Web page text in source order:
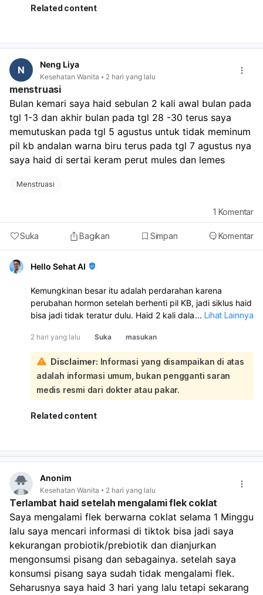
Related content
N Neng Liya
Kesehatan Wanita 2 hari yang lalu
menstruasi
Bulan kemari saya haid sebulan 2 kali awal bulan pada
tgl 1-3 dan akhir bulan pada tgl 28 -30 terus saya
memutuskan pada tgl 5 agustus untuk tidak meminum
pil kb andalan warna biru terus pada tgl 7 agustus nya
saya haid di sertai keram perut mules dan lemes
Menstruasi
Suka Bagikan Simpan Komentar
1 Komentar
Hello Sehat AI
Kemungkinan besar itu adalah perdarahan karena
perubahan hormon setelah berhenti pil KB, jadi siklus haid
bisa jadi tidak teratur dulu. Haid 2 kali dalam sebulan juga
perdarahannya banyak, nyeri hebat, lemas sekali, atau
berulang terus, sebaiknya periksa ke dokter kandungan:
Karena Anda berhenti minum pil KB pada 5 Agustus, lalu 7
Agustus keluar darah disertai kram, mules, dan lemas, ini
sangat mungkin dipengaruhi oleh perubahan hormon
akibat penghentian pil. Setelah stop pil KB, tubuh
memang bisa butuh waktu untuk menyesuaikan siklus
dalam beberapa hari, kemungkinan masih dalam batas
wajar.
Jika darah sangat banyak, keluar gumpalan besar,
atau Anda sampai sangat lemas/pusing, perlu segera
diperiksa.
Jika ada kemungkinan hamil, tetap lakukan tes
kehamilan, karena berhenti pil KB dan hubungan tanpa
perlindungan tetap ada risiko hamil. Untuk memantau:
Catat tanggal mulai dan selesai perdarahan.
Perhatikan banyaknya darah, warna, dan apakah nyeri
makin berat.
Bila haid tidak teratur terus selama 2–3 bulan,
... Lihat Lainnya
2 hari yang lalu Suka masukan
Disclaimer: Informasi yang disampaikan di atas
adalah informasi umum, bukan pengganti saran
medis resmi dari dokter atau pakar.
Related content
Anonim
Kesehatan Wanita 2 hari yang lalu
Terlambat haid setelah mengalami flek coklat
Saya mengalami flek berwarna coklat selama 1 Minggu
lalu saya mencari informasi di tiktok bisa jadi saya
kekurangan probiotik/prebiotik dan dianjurkan
mengonsumsi pisang dan sebagainya. setelah saya
konsumsi pisang saya sudah tidak mengalami flek.
Seharusnya saya haid 3 hari yang lalu tetapi sekarang